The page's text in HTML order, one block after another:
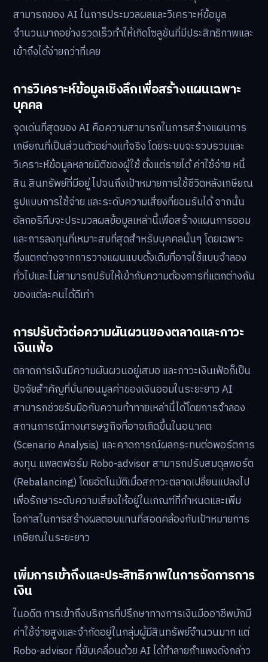
สามารถของ AI ในการประมวลผลและวิเคราะห์ข้อมูล
จำนวนมากอย่างรวดเร็วทำให้เกิดโซลูชันที่มีประสิทธิภาพและ
เข้าถึงได้ง่ายกว่าที่เคย
การวิเคราะห์ข้อมูลเชิงลึกเพื่อสร้างแผนเฉพาะ
บุคคล
จุดเด่นที่สุดของ AI คือความสามารถในการสร้างแผนการ
เกษียณที่เป็นส่วนตัวอย่างแท้จริง โดยระบบจะรวบรวมและ
วิเคราะห์ข้อมูลหลายมิติของผู้ใช้ ตั้งแต่รายได้ ค่าใช้จ่าย หนี้
สิน สินทรัพย์ที่มีอยู่ ไปจนถึงเป้าหมายการใช้ชีวิตหลังเกษียณ
รูปแบบการใช้จ่าย และระดับความเสี่ยงที่ยอมรับได้ จากนั้น
อัลกอริทึมจะประมวลผลข้อมูลเหล่านี้เพื่อสร้างแผนการออม
และการลงทุนที่เหมาะสมที่สุดสำหรับบุคคลนั้นๆ โดยเฉพาะ
ซึ่งแตกต่างจากการวางแผนแบบดั้งเดิมที่อาจใช้แบบจำลอง
ทั่วไปและไม่สามารถปรับให้เข้ากับความต้องการที่แตกต่างกัน
ของแต่ละคนได้ดีเท่า
การปรับตัวต่อความผันผวนของตลาดและภาวะ
เงินเฟ้อ
ตลาดการเงินมีความผันผวนอยู่เสมอ และภาวะเงินเฟ้อก็เป็น
ปัจจัยสำคัญที่บั่นทอนมูลค่าของเงินออมในระยะยาว AI
สามารถช่วยรับมือกับความท้าทายเหล่านี้ได้โดยการจำลอง
สถานการณ์ทางเศรษฐกิจที่อาจเกิดขึ้นในอนาคต
(Scenario Analysis) และคาดการณ์ผลกระทบต่อพอร์ตการ
ลงทุน แพลตฟอร์ม Robo-advisor สามารถปรับสมดุลพอร์ต
(Rebalancing) โดยอัตโนมัติเมื่อสภาวะตลาดเปลี่ยนแปลงไป
เพื่อรักษาระดับความเสี่ยงให้อยู่ในเกณฑ์ที่กำหนดและเพิ่ม
โอกาสในการสร้างผลตอบแทนที่สอดคล้องกับเป้าหมายการ
เกษียณในระยะยาว
เพิ่มการเข้าถึงและประสิทธิภาพในการจัดการการ
เงิน
ในอดีต การเข้าถึงบริการที่ปรึกษาทางการเงินมืออาชีพมักมี
ค่าใช้จ่ายสูงและจำกัดอยู่ในกลุ่มผู้มีสินทรัพย์จำนวนมาก แต่
Robo-advisor ที่ขับเคลื่อนด้วย AI ได้ทำลายกำแพงดังกล่าว